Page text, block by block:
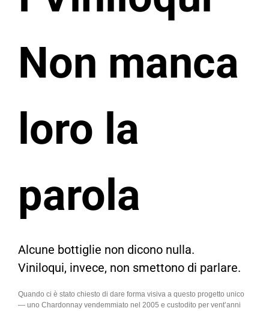
Non manca
loro la
parola
Alcune bottiglie non dicono nulla.
Viniloqui, invece, non smettono di parlare.
Quando ci è stato chiesto di dare forma visiva a questo progetto unico
— uno Chardonnay vendemmiato nel 2005 e custodito per vent’anni